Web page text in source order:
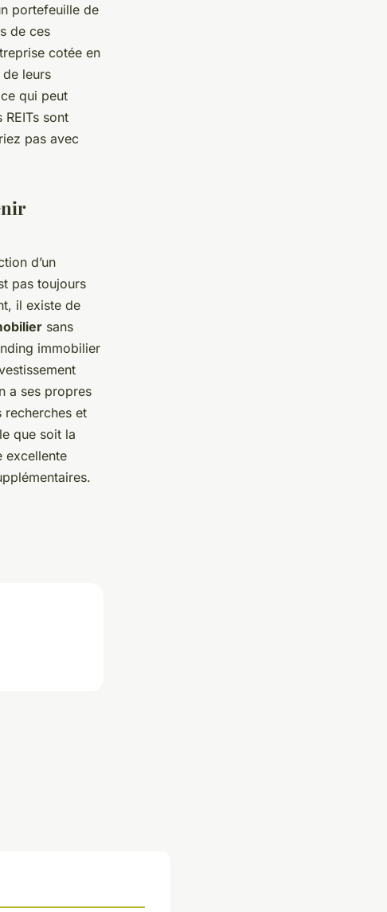
portefeuille de
de ces
cotée en
leurs
qui peut
sont
pas avec
d’un
pas toujours
il existe de
sans
immobilier
a ses propres
et
que soit la
excellente